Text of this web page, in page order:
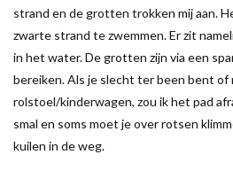
strand en de grotten trokken mij aan.
zwarte strand te zwemmen. Er zit
in het water. De grotten zijn via een
bereiken. Als je slecht ter been bent of
rolstoel/kinderwagen, zou ik het pad
smal en soms moet je over rotsen
kuilen in de weg.